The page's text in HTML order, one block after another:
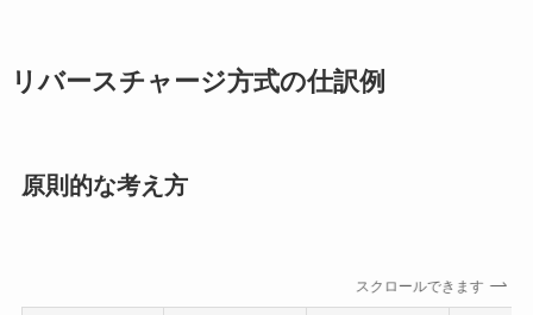
リバースチャージ方式の仕訳例
原則的な考え方
スクロールできます